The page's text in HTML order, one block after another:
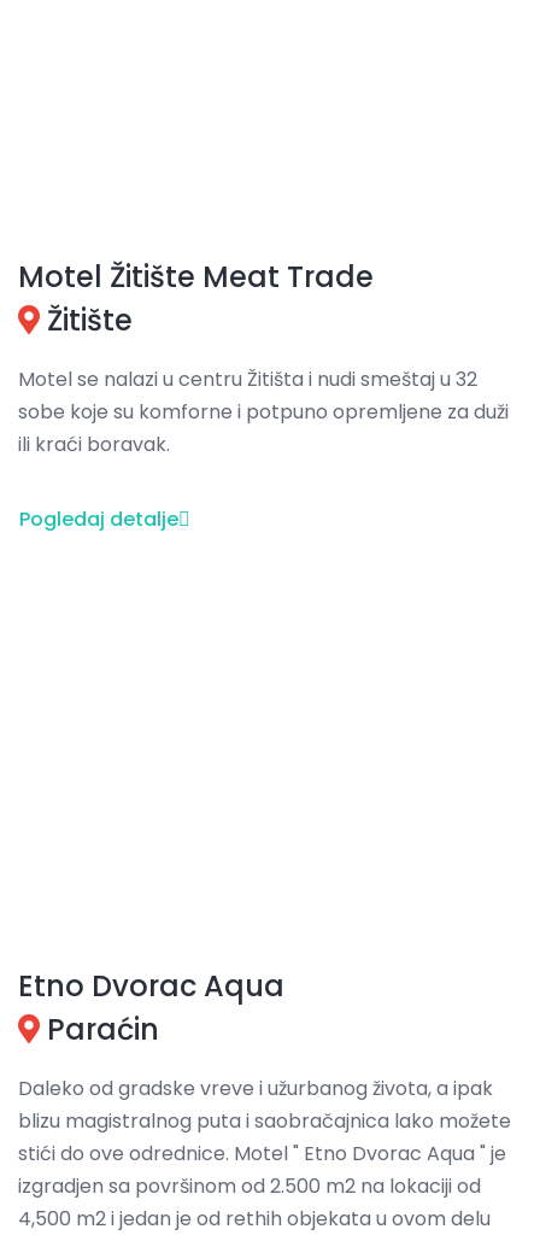
Motel Žitište Meat Trade
Žitište
Motel se nalazi u centru Žitišta i nudi smeštaj u 32
sobe koje su komforne i potpuno opremljene za duži
ili kraći boravak.
Pogledaj detalje
Etno Dvorac Aqua
Paraćin
Daleko od gradske vreve i užurbanog života, a ipak
blizu magistralnog puta i saobračajnica lako možete
stići do ove odrednice. Motel " Etno Dvorac Aqua " je
izgradjen sa površinom od 2.500 m2 na lokaciji od
4,500 m2 i jedan je od rethih objekata u ovom delu